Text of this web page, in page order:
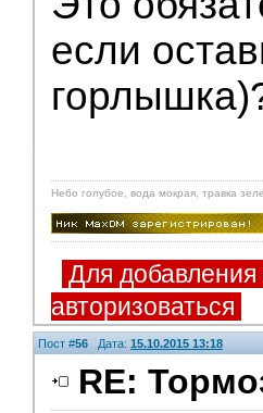
если
Небо голубое, вода мокрая, травка
Для
авторизоваться
Пост #56 Дата: 15.10.2015 13:18
RE: